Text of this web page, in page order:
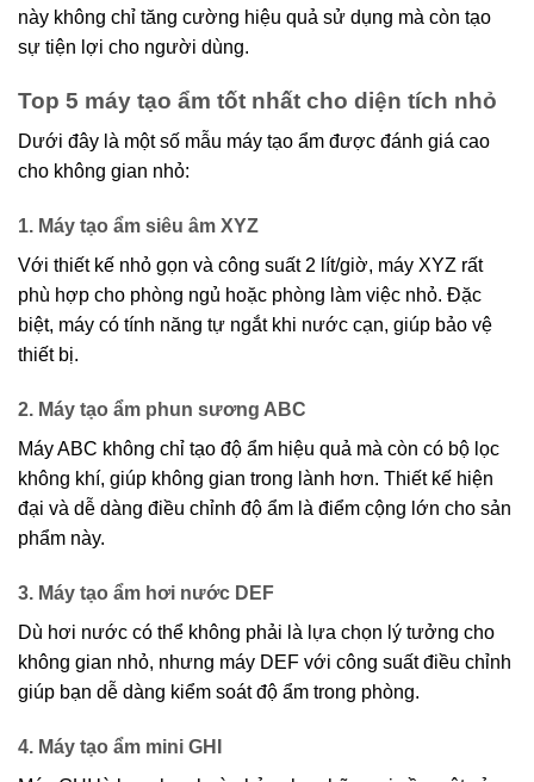
này không chỉ tăng cường hiệu quả sử dụng mà còn tạo
sự tiện lợi cho người dùng.
Top 5 máy tạo ẩm tốt nhất cho diện tích nhỏ
Dưới đây là một số mẫu máy tạo ẩm được đánh giá cao
cho không gian nhỏ:
1. Máy tạo ẩm siêu âm XYZ
Với thiết kế nhỏ gọn và công suất 2 lít/giờ, máy XYZ rất
phù hợp cho phòng ngủ hoặc phòng làm việc nhỏ. Đặc
biệt, máy có tính năng tự ngắt khi nước cạn, giúp bảo vệ
thiết bị.
2. Máy tạo ẩm phun sương ABC
Máy ABC không chỉ tạo độ ẩm hiệu quả mà còn có bộ lọc
không khí, giúp không gian trong lành hơn. Thiết kế hiện
đại và dễ dàng điều chỉnh độ ẩm là điểm cộng lớn cho sản
phẩm này.
3. Máy tạo ẩm hơi nước DEF
Dù hơi nước có thể không phải là lựa chọn lý tưởng cho
không gian nhỏ, nhưng máy DEF với công suất điều chỉnh
giúp bạn dễ dàng kiểm soát độ ẩm trong phòng.
4. Máy tạo ẩm mini GHI